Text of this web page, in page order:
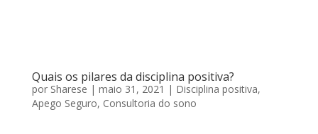
Quais os pilares da disciplina positiva?
por Sharese | maio 31, 2021 | Disciplina positiva,
Apego Seguro, Consultoria do sono